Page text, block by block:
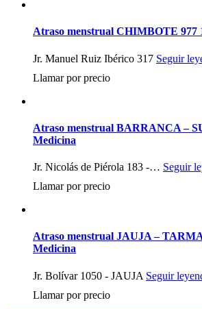
Atraso menstrual CHIMBOTE 977
Jr. Manuel Ruiz Ibérico 317 Seguir
Llamar por precio
Atraso menstrual BARRANCA –
Medicina
Jr. Nicolás de Piérola 183 -… Seguir
Llamar por precio
Atraso menstrual JAUJA – TARMA
Medicina
Jr. Bolívar 1050 - JAUJA Seguir
Llamar por precio